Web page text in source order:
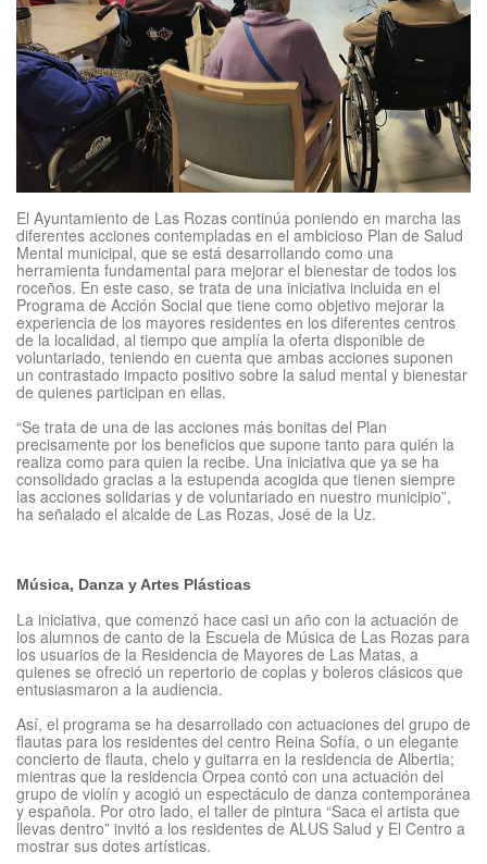
El Ayuntamiento de Las Rozas continúa poniendo en marcha las
diferentes acciones contempladas en el ambicioso Plan de Salud
Mental municipal, que se está desarrollando como una
herramienta fundamental para mejorar el bienestar de todos los
roceños. En este caso, se trata de una iniciativa incluida en el
Programa de Acción Social que tiene como objetivo mejorar la
experiencia de los mayores residentes en los diferentes centros
de la localidad, al tiempo que amplía la oferta disponible de
voluntariado, teniendo en cuenta que ambas acciones suponen
un contrastado impacto positivo sobre la salud mental y bienestar
de quienes participan en ellas.
“Se trata de una de las acciones más bonitas del Plan
precisamente por los beneficios que supone tanto para quién la
realiza como para quien la recibe. Una iniciativa que ya se ha
consolidado gracias a la estupenda acogida que tienen siempre
las acciones solidarias y de voluntariado en nuestro municipio”,
ha señalado el alcalde de Las Rozas, José de la Uz.
Música, Danza y Artes Plásticas
La iniciativa, que comenzó hace casi un año con la actuación de
los alumnos de canto de la Escuela de Música de Las Rozas para
los usuarios de la Residencia de Mayores de Las Matas, a
quienes se ofreció un repertorio de coplas y boleros clásicos que
entusiasmaron a la audiencia.
Así, el programa se ha desarrollado con actuaciones del grupo de
flautas para los residentes del centro Reina Sofía, o un elegante
concierto de flauta, chelo y guitarra en la residencia de Albertia;
mientras que la residencia Orpea contó con una actuación del
grupo de violín y acogió un espectáculo de danza contemporánea
y española. Por otro lado, el taller de pintura “Saca el artista que
llevas dentro” invitó a los residentes de ALUS Salud y El Centro a
mostrar sus dotes artísticas.